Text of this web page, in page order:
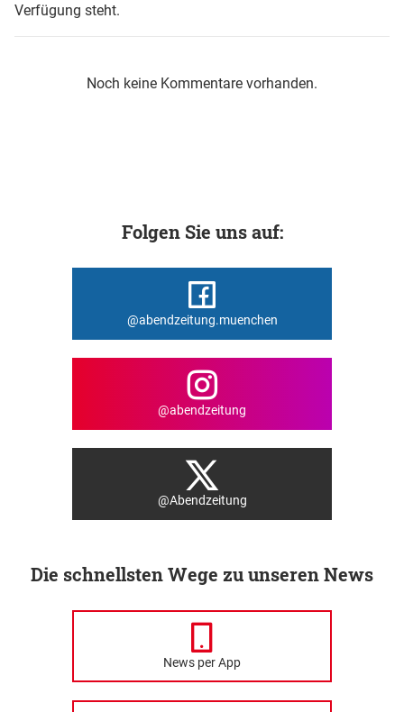
Verfügung steht.
Noch keine Kommentare vorhanden.
Folgen Sie uns auf:
@abendzeitung.muenchen
@abendzeitung
@Abendzeitung
Die schnellsten Wege zu unseren News
News per App